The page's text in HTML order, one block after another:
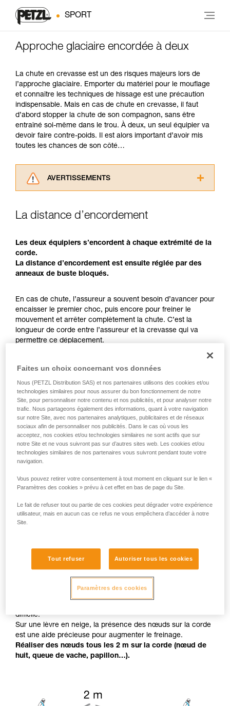
SPORT
Approche glaciaire encordée à deux
La chute en crevasse est un des risques majeurs lors de
l’approche glaciaire. Emporter du matériel pour le mouflage
et connaître les techniques de hissage est une précaution
indispensable. Mais en cas de chute en crevasse, il faut
d’abord stopper la chute de son compagnon, sans être
entraîné soi-même dans le trou. À deux, un seul équipier va
devoir faire contre-poids. Il est alors important d’avoir mis
toutes les chances de son côté…
AVERTISSEMENTS
consulter. Vous devez avoir compris les
pouvoir comprendre ce complément
d’informations.
Maîtriser ces techniques nécessite une
formation et un entraînement spécifique. Validez
avec un professionnel votre capacité à refaire
de la reproduire en autonomie.
Nous donnons des exemples de techniques
liées à votre activité. Il peut en exister d’autres
que nous ne décrivons pas ici.
La distance d’encordement
Les deux équipiers s’encordent à chaque extrémité de la
corde.
La distance d’encordement est ensuite réglée par des
anneaux de buste bloqués.
En cas de chute, l’assureur a souvent besoin d’avancer pour
encaisser le premier choc, puis encore pour freiner le
mouvement et arrêter complètement la chute. C’est la
longueur de corde entre l’assureur et la crevasse qui va
permettre ce déplacement.
assez de place pour la manœuvre d’arrêt de chute.
Chaque équipier doit conserver une réserve de corde
suffisante pour la réalisation d’un mouflage.
Des nœuds pour faciliter le freinage
Le cisaillement de la lèvre de la crevasse par la corde est
difficile.
Sur une lèvre en neige, la présence des nœuds sur la corde
est une aide précieuse pour augmenter le freinage.
Réaliser des nœuds tous les 2 m sur la corde (nœud de
huit, queue de vache, papillon…).
Faites un choix concernant vos données
Nous (PETZL Distribution SAS) et nos partenaires utilisons des cookies et/ou
technologies similaires pour nous assurer du bon fonctionnement de notre
Site, pour personnaliser notre contenu et nos publicités, et pour analyser notre
trafic. Nous partageons également des informations, quant à votre navigation
sur notre Site, avec nos partenaires analytiques, publicitaires et de réseaux
sociaux afin de personnaliser nos publicités. Dans le cas où vous les
acceptez, nos cookies et/ou technologies similaires ne sont actifs que sur
notre Site et ne vous suivront pas sur d’autres sites web. Les cookies et/ou
technologies similaires de nos partenaires vous suivront pendant toute votre
navigation.
Vous pouvez retirer votre consentement à tout moment en cliquant sur le lien «
Paramètres des cookies » prévu à cet effet en bas de page du Site.
Le fait de refuser tout ou partie de ces cookies peut dégrader votre expérience
utilisateur, mais en aucun cas ce refus ne vous empêchera d’accéder à notre
Site.
Tout refuser Autoriser tous les cookies
Paramètres des cookies